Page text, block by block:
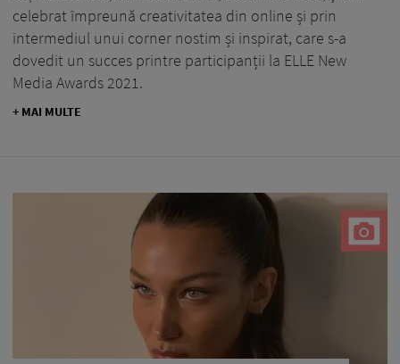
celebrat împreună creativitatea din online și prin
intermediul unui corner nostim și inspirat, care s-a
dovedit un succes printre participanții la ELLE New
Media Awards 2021.
+ MAI MULTE